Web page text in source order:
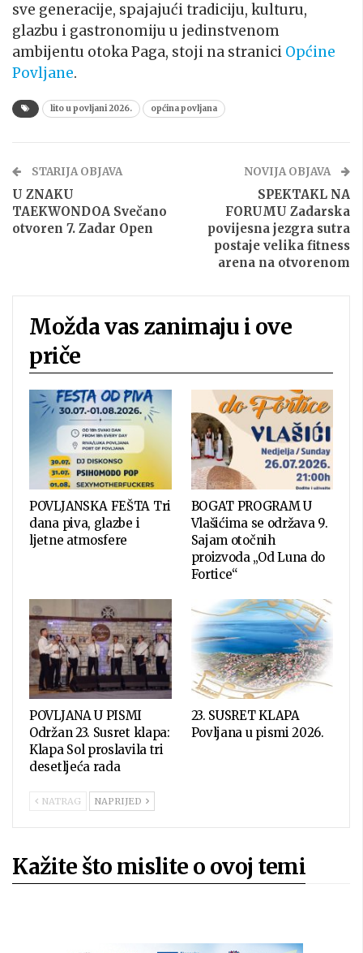
sve generacije, spajajući tradiciju, kulturu,
glazbu i gastronomiju u jedinstvenom
ambijentu otoka Paga, stoji na stranici Općine
Povljane.
lito u povljani 2026. općina povljana
STARIJA OBJAVA
U ZNAKU
TAEKWONDOA Svečano
otvoren 7. Zadar Open
NOVIJA OBJAVA
SPEKTAKL NA
FORUMU Zadarska
povijesna jezgra sutra
postaje velika fitness
arena na otvorenom
Možda vas zanimaju i ove
priče
POVLJANSKA FEŠTA Tri
dana piva, glazbe i
ljetne atmosfere
BOGAT PROGRAM U
Vlašićima se održava 9.
Sajam otočnih
proizvoda „Od Luna do
Fortice“
POVLJANA U PISMI
Održan 23. Susret klapa:
Klapa Sol proslavila tri
desetljeća rada
23. SUSRET KLAPA
Povljana u pismi 2026.
NATRAG NAPRIJED
Kažite što mislite o ovoj temi